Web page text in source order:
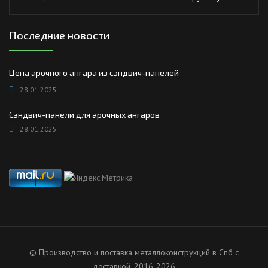
Последние новости
Цена арочного ангара из сэндвич-панелей
28.01.2025
Сэндвич-панели для арочных ангаров
28.01.2025
© Производство и поставка металлоконструкций в Спб с